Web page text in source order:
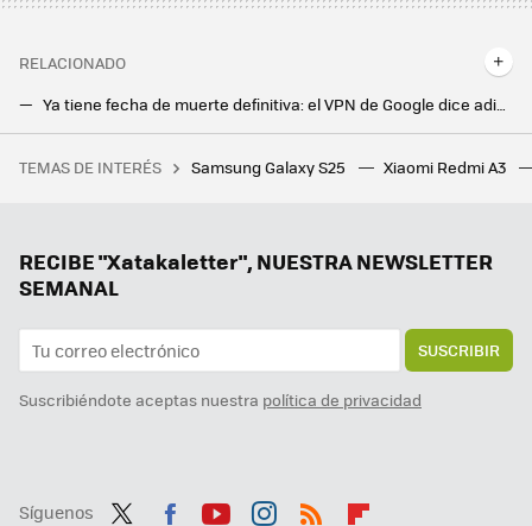
RELACIONADO
Ya tiene fecha de muerte definitiva: el VPN de Google dice adiós a mediados de junio
Esta es la aplicación que uso en mi móvil Android para grabar llamadas: es gratis y es tan fácil de usar que funciona 'sola'
Un joven de 19 años hackeó el iPhone, fue contratado por Apple y terminó despedido por no contestar a un correo
TEMAS DE INTERÉS Samsung Galaxy S25 Xiaomi Redmi A3
RECIBE "Xatakaletter", NUESTRA NEWSLETTER
SEMANAL
SUSCRIBIR
Suscribiéndote aceptas nuestra política de privacidad
Síguenos